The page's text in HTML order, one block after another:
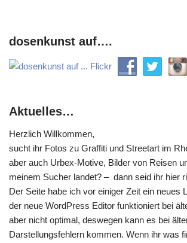
dosenkunst auf….
Aktuelles…
Herzlich Willkommen,
sucht ihr Fotos zu Graffiti und Streetart im
aber auch Urbex-Motive, Bilder von Reisen
meinem Sucher landet? – dann seid ihr hier
Der Seite habe ich vor einiger Zeit ein neues
der neue WordPress Editor funktioniert bei
aber nicht optimal, deswegen kann es bei
Darstellungsfehlern kommen. Wenn ihr was